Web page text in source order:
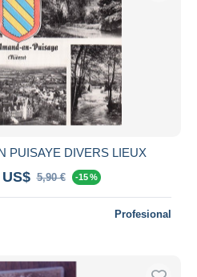
PUISAYE DIVERS LIEUX
5,90 € -15 %
Profesional